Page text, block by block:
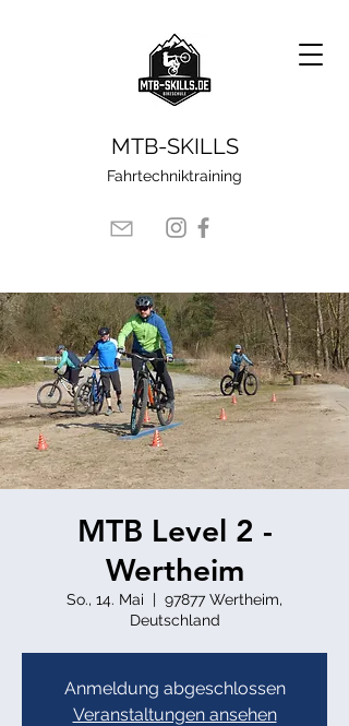
​MTB-SKILLS
Fahrtechniktraining
MTB Level 2 -
Wertheim
So., 14. Mai
  |
97877 Wertheim,
Deutschland
Anmeldung abgeschlossen
Veranstaltungen ansehen